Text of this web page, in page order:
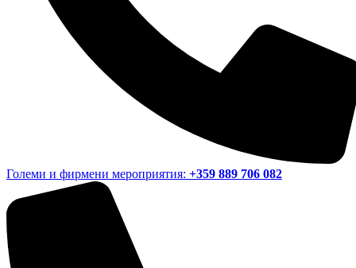
Големи и фирмени мероприятия: +359 889 706 082